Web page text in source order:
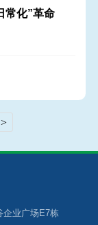
常化”革命
>
业广场E7栋